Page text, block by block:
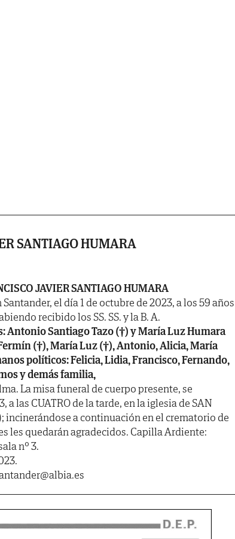
SANTIAGO HUMARA
JAVIER SANTIAGO HUMARA
el día 1 de octubre de 2023, a los 59 años
recibido los SS. SS. y la B. A.
Antonio Santiago Tazo (†) y María Luz Humara
(†), María Luz (†), Antonio, Alicia, María
políticos: Felicia, Lidia, Francisco, Fernando,
y demás familia,
La misa funeral de cuerpo presente, se
a las CUATRO de la tarde, en la iglesia de SAN
incinerándose a continuación en el crematorio de
les quedarán agradecidos. Capilla Ardiente:
nº 3.